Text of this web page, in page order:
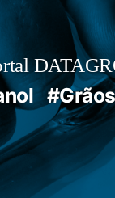
#Grãos